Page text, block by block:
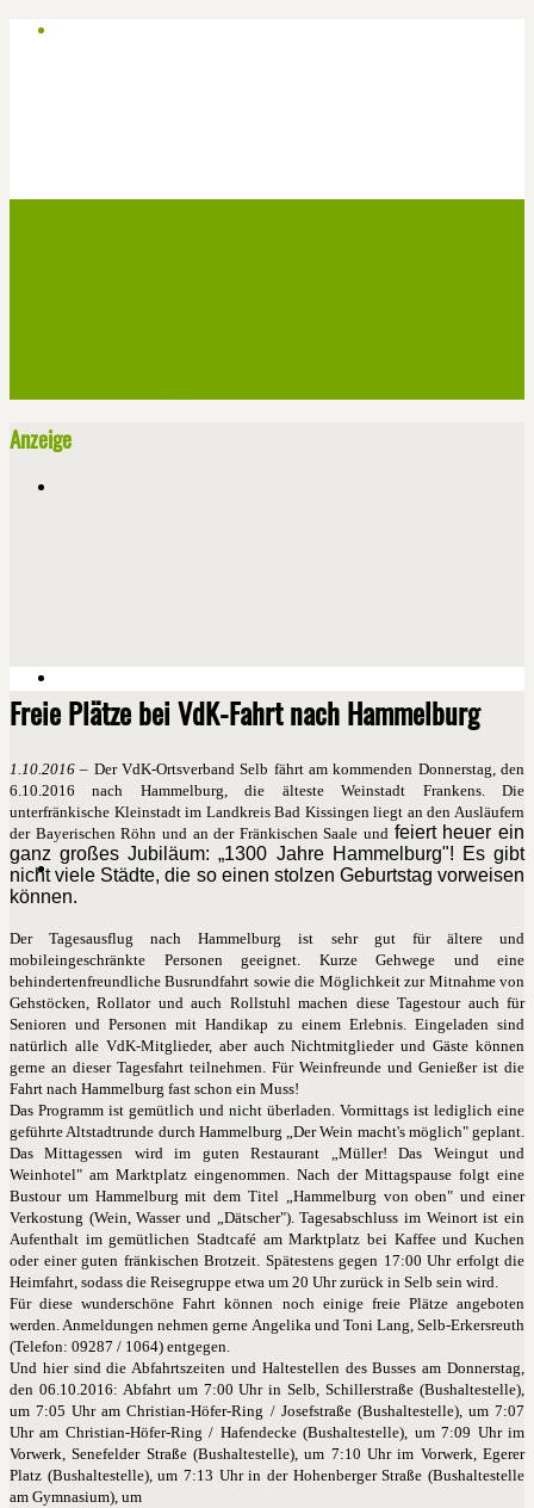
Anzeige
Freie Plätze bei VdK-Fahrt nach Hammelburg
1.10.2016 – Der VdK-Ortsverband Selb fährt am kommenden Donnerstag, den
6.10.2016 nach Hammelburg, die älteste Weinstadt Frankens. Die
unterfränkische Kleinstadt im Landkreis Bad Kissingen liegt an den Ausläufern
der Bayerischen Röhn und an der Fränkischen Saale und feiert heuer ein
ganz großes Jubiläum: „1300 Jahre Hammelburg"! Es gibt
nicht viele Städte, die so einen stolzen Geburtstag vorweisen
können.
Der Tagesausflug nach Hammelburg ist sehr gut für ältere und
mobileingeschränkte Personen geeignet. Kurze Gehwege und eine
behindertenfreundliche Busrundfahrt sowie die Möglichkeit zur Mitnahme von
Gehstöcken, Rollator und auch Rollstuhl machen diese Tagestour auch für
Senioren und Personen mit Handikap zu einem Erlebnis. Eingeladen sind
natürlich alle VdK-Mitglieder, aber auch Nichtmitglieder und Gäste können
gerne an dieser Tagesfahrt teilnehmen. Für Weinfreunde und Genießer ist die
Fahrt nach Hammelburg fast schon ein Muss!
Das Programm ist gemütlich und nicht überladen. Vormittags ist lediglich eine
geführte Altstadtrunde durch Hammelburg „Der Wein macht's möglich" geplant.
Das Mittagessen wird im guten Restaurant „Müller! Das Weingut und
Weinhotel" am Marktplatz eingenommen. Nach der Mittagspause folgt eine
Bustour um Hammelburg mit dem Titel „Hammelburg von oben" und einer
Verkostung (Wein, Wasser und „Dätscher"). Tagesabschluss im Weinort ist ein
Aufenthalt im gemütlichen Stadtcafé am Marktplatz bei Kaffee und Kuchen
oder einer guten fränkischen Brotzeit. Spätestens gegen 17:00 Uhr erfolgt die
Heimfahrt, sodass die Reisegruppe etwa um 20 Uhr zurück in Selb sein wird.
Für diese wunderschöne Fahrt können noch einige freie Plätze angeboten
werden. Anmeldungen nehmen gerne Angelika und Toni Lang, Selb-Erkersreuth
(Telefon: 09287 / 1064) entgegen.
Und hier sind die Abfahrtszeiten und Haltestellen des Busses am Donnerstag,
den 06.10.2016: Abfahrt um 7:00 Uhr in Selb, Schillerstraße (Bushaltestelle),
um 7:05 Uhr am Christian-Höfer-Ring / Josefstraße (Bushaltestelle), um 7:07
Uhr am Christian-Höfer-Ring / Hafendecke (Bushaltestelle), um 7:09 Uhr im
Vorwerk, Senefelder Straße (Bushaltestelle), um 7:10 Uhr im Vorwerk, Egerer
Platz (Bushaltestelle), um 7:13 Uhr in der Hohenberger Straße (Bushaltestelle
am Gymnasium), um